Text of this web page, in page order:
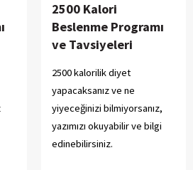
2500 Kalori
Beslenme Programı
ve Tavsiyeleri
2500 kalorilik diyet
yapacaksanız ve ne
yiyeceğinizi bilmiyorsanız,
yazımızı okuyabilir ve bilgi
edinebilirsiniz.